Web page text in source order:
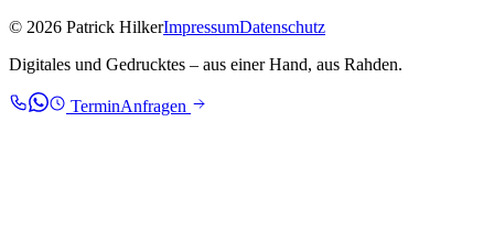
© 2026 Patrick HilkerImpressumDatenschutz
Digitales und Gedrucktes – aus einer Hand, aus Rahden.
TerminAnfragen